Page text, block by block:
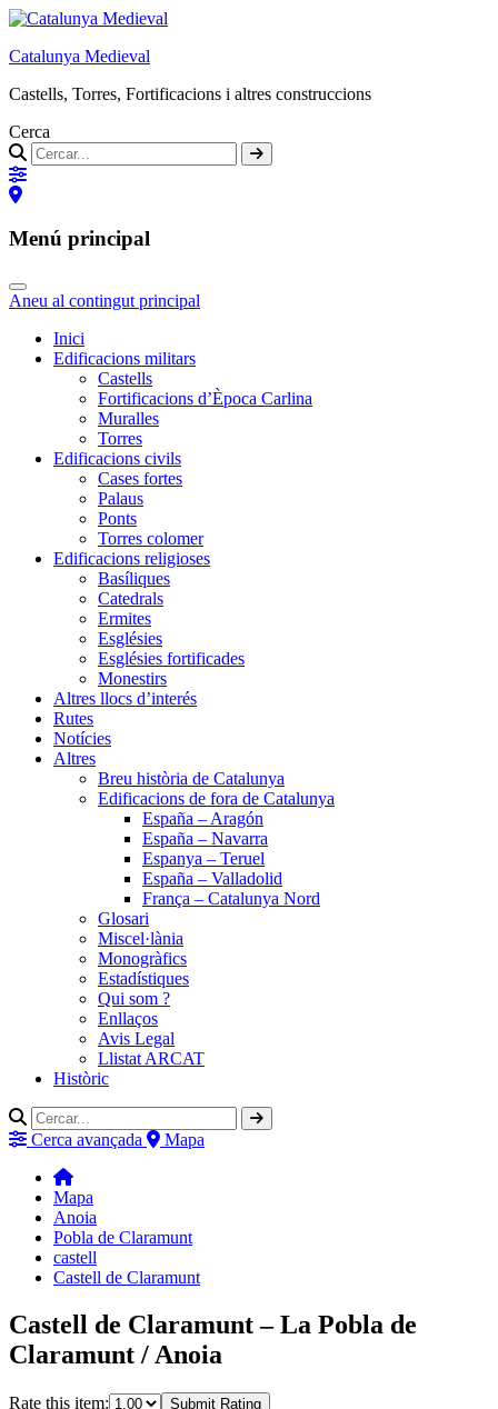
Catalunya Medieval
Castells, Torres, Fortificacions i altres construccions
Cerca
Menú principal
Aneu al contingut principal
Inici
Edificacions militars
Castells
Fortificacions d’Època Carlina
Muralles
Torres
Edificacions civils
Cases fortes
Palaus
Ponts
Torres colomer
Edificacions religioses
Basíliques
Catedrals
Ermites
Esglésies
Esglésies fortificades
Monestirs
Altres llocs d’interés
Rutes
Notícies
Altres
Breu història de Catalunya
Edificacions de fora de Catalunya
España – Aragón
España – Navarra
Espanya – Teruel
España – Valladolid
França – Catalunya Nord
Glosari
Miscel·lània
Monogràfics
Estadístiques
Qui som ?
Enllaços
Avis Legal
Llistat ARCAT
Històric
Cerca avançada Mapa
Mapa
Anoia
Pobla de Claramunt
castell
Castell de Claramunt
Castell de Claramunt – La Pobla de
Claramunt / Anoia
Rate this item: Submit Rating